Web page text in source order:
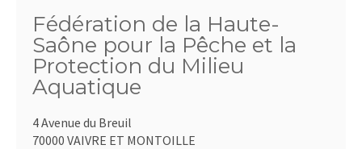
Fédération de la Haute-
Saône pour la Pêche et la
Protection du Milieu
Aquatique
4 Avenue du Breuil
70000 VAIVRE ET MONTOILLE